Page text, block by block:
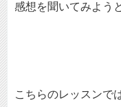
感想を聞いてみよう
こちらのレッスンで